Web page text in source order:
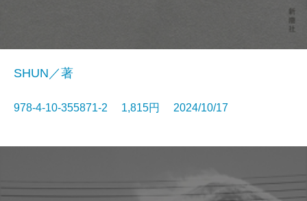
SHUN／著
978-4-10-355871-2 1,815円 2024/10/17